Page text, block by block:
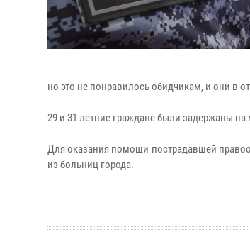
но это не понравилось обидчикам, и они в
29 и 31 летние граждане были задержаны
Для оказания помощи пострадавшей
из больниц города.